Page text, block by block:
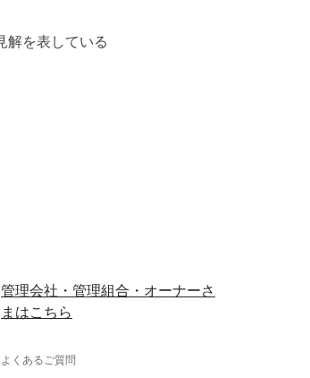
解を表している
管理会社・管理組合・オーナーさ
まはこちら
よくあるご質問